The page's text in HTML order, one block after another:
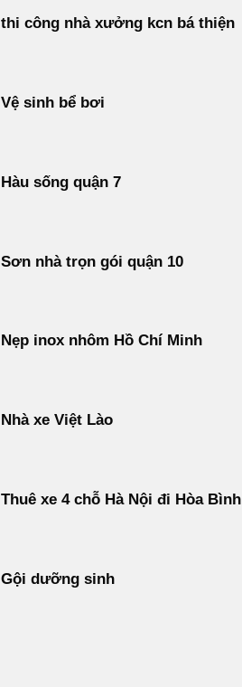
thi công nhà xưởng kcn bá thiện
Vệ sinh bể bơi
Hàu sống quận 7
Sơn nhà trọn gói quận 10
Nẹp inox nhôm Hồ Chí Minh
Nhà xe Việt Lào
Thuê xe 4 chỗ Hà Nội đi Hòa Bình
Gội dưỡng sinh